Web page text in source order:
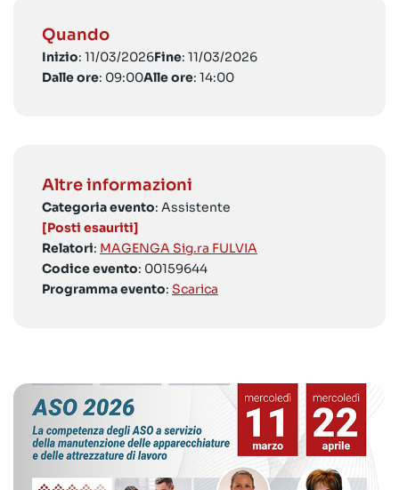
Quando
Inizio: 11/03/2026Fine: 11/03/2026
Dalle ore: 09:00Alle ore: 14:00
Altre informazioni
Categoria evento: Assistente
[Posti esauriti]
Relatori: MAGENGA Sig.ra FULVIA
Codice evento: 00159644
Programma evento: Scarica